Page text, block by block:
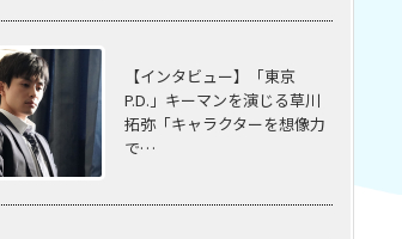
【インタビュー】「東京
P.D.」キーマンを演じる草川
拓弥「キャラクターを想像力
で…